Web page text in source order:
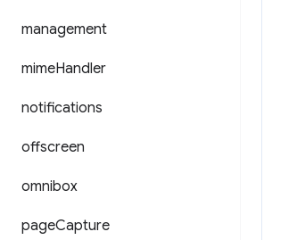
management
mimeHandler
notifications
offscreen
omnibox
pageCapture